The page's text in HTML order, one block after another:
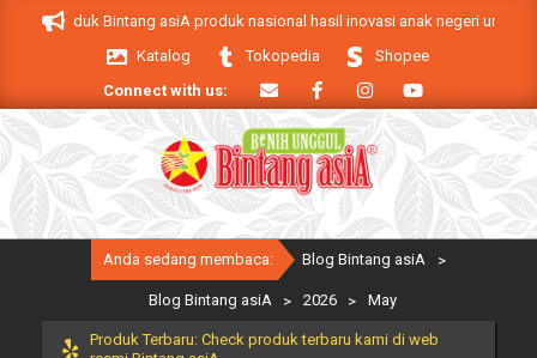
Produk Bintang asiA produk nasional hasil inovasi anak negeri untuk
Katalog
Tokopedia
Shopee
Connect with us:
Primary
Anda sedang membaca: Blog Bintang asiA >
Blog Bintang asiA > 2026 > May
Produk Terbaru: Check produk terbaru kami di web